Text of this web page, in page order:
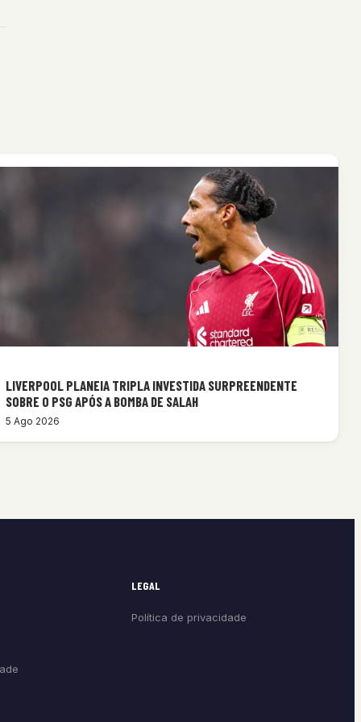
LIVERPOOL PLANEIA TRIPLA INVESTIDA SURPREENDENTE
SOBRE O PSG APÓS A BOMBA DE SALAH
5 Ago 2026
LEGAL
Política de privacidade